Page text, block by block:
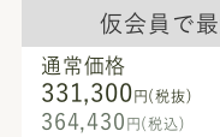
仮会員で
通常価格
331,300 円(税抜)
364,430 円(税込)